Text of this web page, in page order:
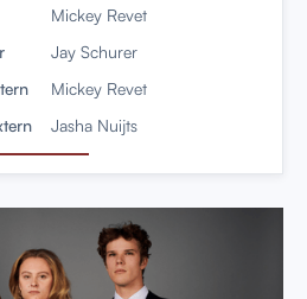
Mickey Revet
Jay Schurer
Mickey Revet
Jasha Nuijts